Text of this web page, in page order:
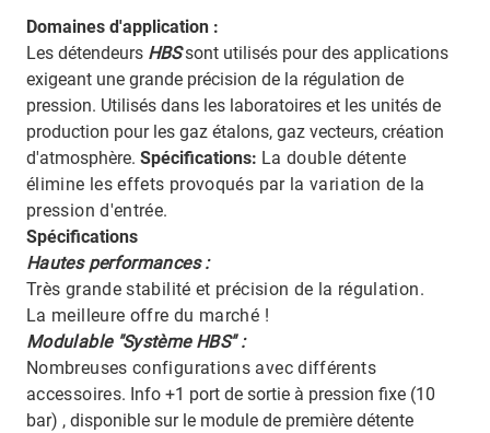
Domaines d'application :
Les détendeurs HBSsont utilisés pour des applications
exigeant une grande précision de la régulation de
pression. Utilisés dans les laboratoires et les unités de
production pour les gaz étalons, gaz vecteurs, création
d'atmosphère. Spécifications: La double détente
élimine les effets provoqués par la variation de la
pression d'entrée.
Spécifications
Hautes performances :
Très grande stabilité et précision de la régulation.
La meilleure offre du marché !
Modulable "Système HBS" :
Nombreuses configurations avec différents
accessoires. Info +1 port de sortie à pression fixe (10
bar) , disponible sur le module de première détente